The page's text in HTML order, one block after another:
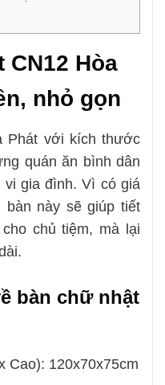
CN12 Hòa
nhỏ gọn
Phát với kích thước
quán ăn bình dân
vi gia đình. Vì có giá
bàn này sẽ giúp tiết
chủ tiệm, mà lại
bàn chữ nhật
Cao): 120x70x75cm